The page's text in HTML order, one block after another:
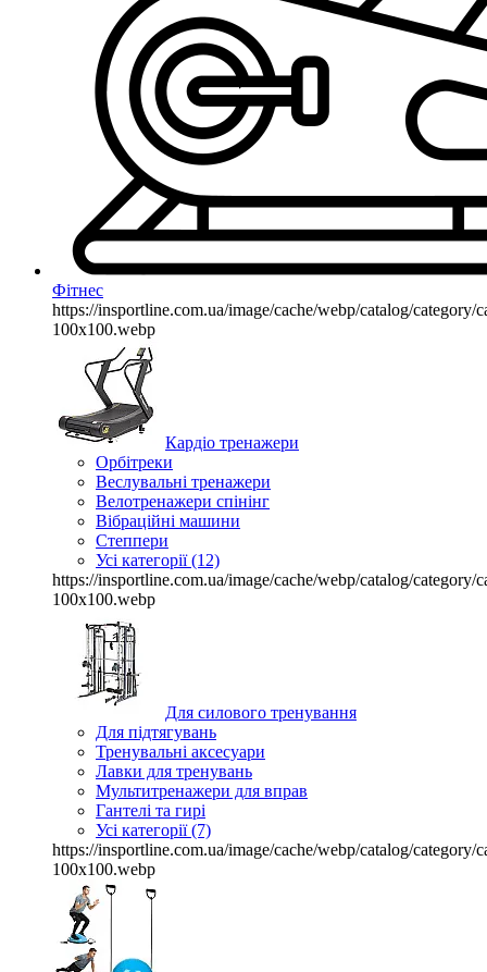
Фітнес
https://insportline.com.ua/image/cache/webp/catalog/category/
100x100.webp
Кардіо тренажери
Орбітреки
Веслувальні тренажери
Велотренажери спінінг
Вібраційні машини
Степпери
Усі категорії (12)
https://insportline.com.ua/image/cache/webp/catalog/category/
100x100.webp
Для силового тренування
Для підтягувань
Тренувальні аксесуари
Лавки для тренувань
Мультитренажери для вправ
Гантелі та гирі
Усі категорії (7)
https://insportline.com.ua/image/cache/webp/catalog/category/
100x100.webp